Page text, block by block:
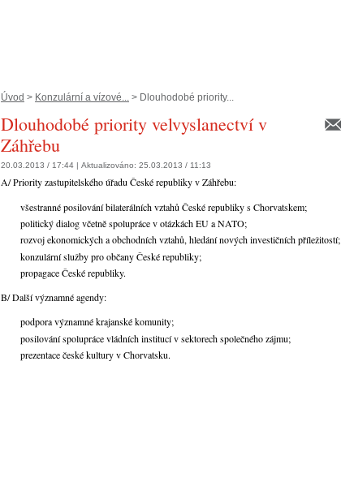
Úvod > Konzulární a vízové... > Dlouhodobé priority...
Dlouhodobé priority velvyslanectví v
Záhřebu
20.03.2013 / 17:44 | Aktualizováno: 25.03.2013 / 11:13
A/ Priority zastupitelského úřadu České republiky v Záhřebu:
všestranné posilování bilaterálních vztahů České republiky s Chorvatskem;
politický dialog včetně spolupráce v otázkách EU a NATO;
rozvoj ekonomických a obchodních vztahů, hledání nových investičních příležitostí;
konzulární služby pro občany České republiky;
propagace České republiky.
B/ Další významné agendy:
podpora významné krajanské komunity;
posilování spolupráce vládních institucí v sektorech společného zájmu;
prezentace české kultury v Chorvatsku.